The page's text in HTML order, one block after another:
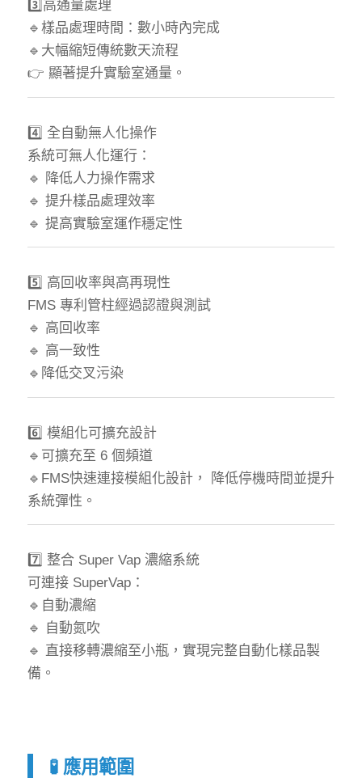
3️⃣高通量處理
🔹樣品處理時間：數小時內完成
🔹大幅縮短傳統數天流程
👉 顯著提升實驗室通量。
4️⃣ 全自動無人化操作
系統可無人化運行：
🔹 降低人力操作需求
🔹 提升樣品處理效率
🔹 提高實驗室運作穩定性
5️⃣ 高回收率與高再現性
FMS 專利管柱經過認證與測試
🔹 高回收率
🔹 高一致性
🔹降低交叉污染
6️⃣ 模組化可擴充設計
🔹可擴充至 6 個頻道
🔹FMS快速連接模組化設計， 降低停機時間並提升
系統彈性。
7️⃣ 整合 Super Vap 濃縮系統
可連接 SuperVap：
🔹自動濃縮
🔹 自動氮吹
🔹 直接移轉濃縮至小瓶，實現完整自動化樣品製
備。
🧪 應用範圍